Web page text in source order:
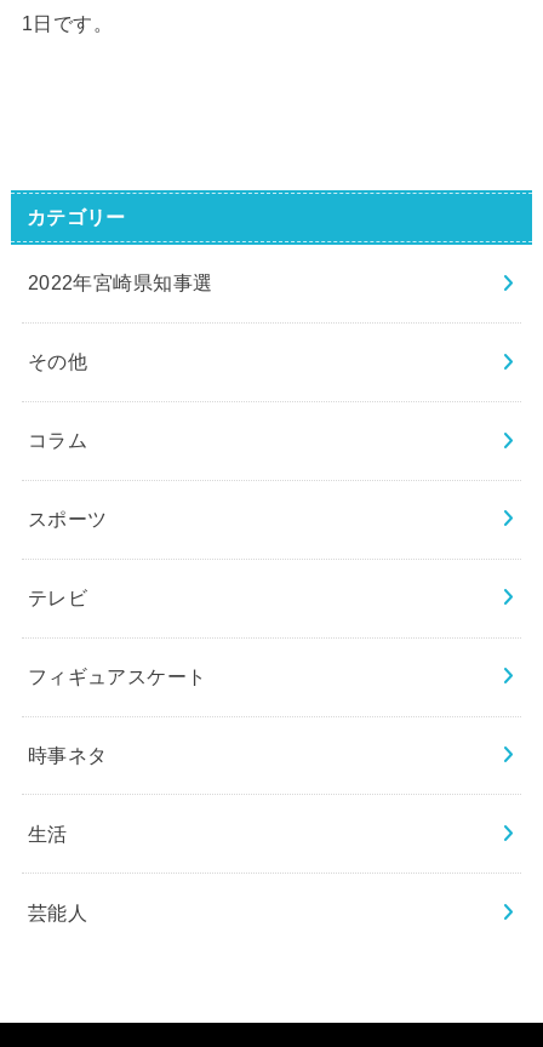
1日です。
カテゴリー
2022年宮崎県知事選
その他
コラム
スポーツ
テレビ
フィギュアスケート
時事ネタ
生活
芸能人